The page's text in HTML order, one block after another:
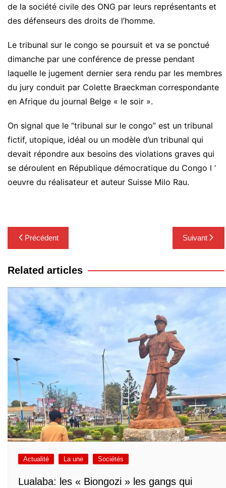
de la société civile des ONG par leurs représentants et
des défenseurs des droits de l’homme.
Le tribunal sur le congo se poursuit et va se ponctué
dimanche par une conférence de presse pendant
laquelle le jugement dernier sera rendu par les membres
du jury conduit par Colette Braeckman correspondante
en Afrique du journal Belge « le soir ».
On signal que le “tribunal sur le congo” est un tribunal
fictif, utopique, idéal ou un modèle d’un tribunal qui
devait répondre aux besoins des violations graves qui
se déroulent en République démocratique du Congo l ’
oeuvre du réalisateur et auteur Suisse Milo Rau.
Navigation
de
l’article
Précédent Suivant
Related articles
Actualité La une Sociétés
Lualaba: les « Biongozi » les gangs qui